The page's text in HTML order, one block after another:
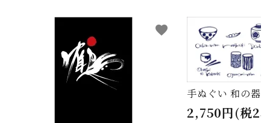
favorite
手ぬぐい 和の器
2,750円(税